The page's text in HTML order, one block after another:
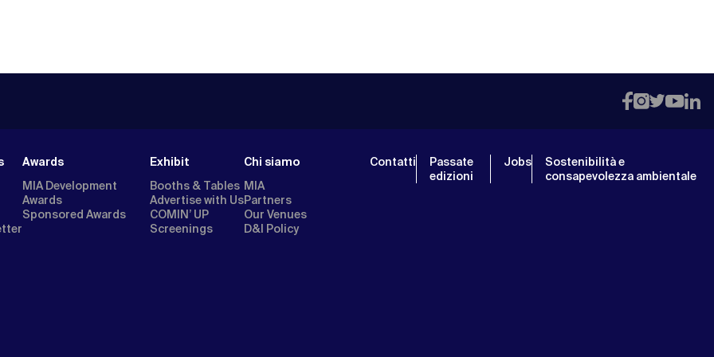
Awards
MIA Development
Awards
Sponsored Awards
Exhibit
Booths & Tables
Advertise with Us
COMIN’ UP
Screenings
Chi siamo
MIA
Partners
Our Venues
D&I Policy
Contatti
Passate
edizioni
Jobs
Sostenibilità e
consapevolezza ambientale